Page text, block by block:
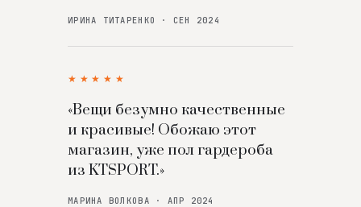
ИРИНА ТИТАРЕНКО · СЕН 2024
★★★★★
«Вещи безумно качественные
и красивые! Обожаю этот
магазин, уже пол гардероба
из KTSPORT.»
МАРИНА ВОЛКОВА · АПР 2024